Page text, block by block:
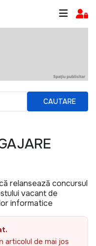
CAUTARE
relansează concursul
vacant de
informatice
articolul de mai jos